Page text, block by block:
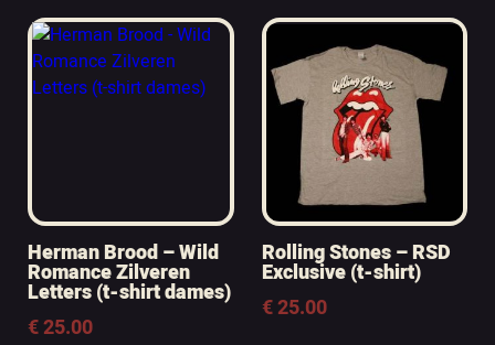
Herman Brood – Wild
Romance Zilveren
Letters (t-shirt dames)
€25.00
Rolling Stones – RSD
Exclusive (t-shirt)
€25.00